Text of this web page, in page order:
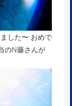
した〜 おめで
のN藤さんが